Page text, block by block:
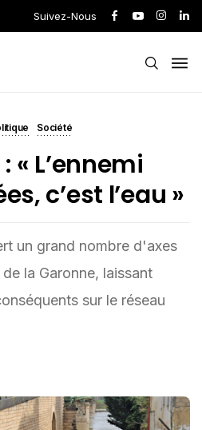
Suivez-Nous
Société
« L’ennemi
c’est l’eau »
un grand nombre d'axes
la Garonne, laissant
sur le réseau